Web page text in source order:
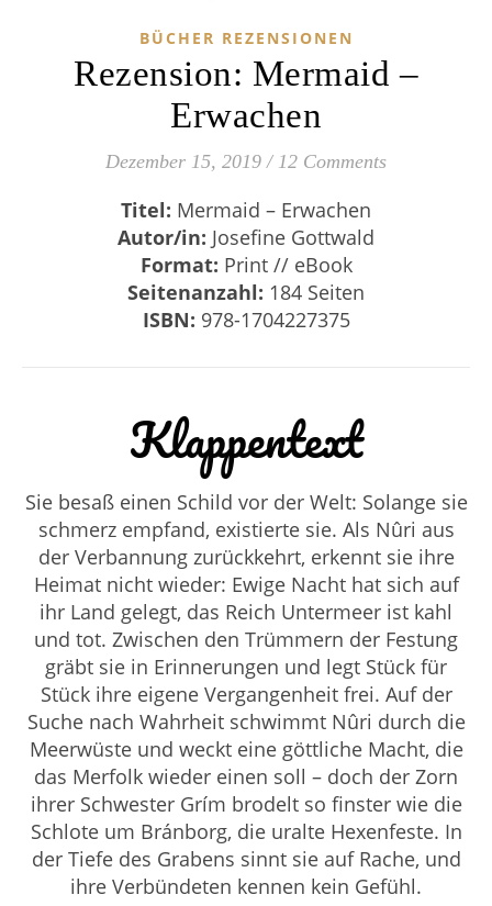
BÜCHER REZENSIONEN
Rezension: Mermaid –
Erwachen
Dezember 15, 2019 / 12 Comments
Titel: Mermaid – Erwachen
Autor/in: Josefine Gottwald
Format: Print // eBook
Seitenanzahl: 184 Seiten
ISBN: 978-1704227375
Klappentext
Sie besaß einen Schild vor der Welt: Solange sie
schmerz empfand, existierte sie. Als Nûri aus
der Verbannung zurückkehrt, erkennt sie ihre
Heimat nicht wieder: Ewige Nacht hat sich auf
ihr Land gelegt, das Reich Untermeer ist kahl
und tot. Zwischen den Trümmern der Festung
gräbt sie in Erinnerungen und legt Stück für
Stück ihre eigene Vergangenheit frei. Auf der
Suche nach Wahrheit schwimmt Nûri durch die
Meerwüste und weckt eine göttliche Macht, die
das Merfolk wieder einen soll – doch der Zorn
ihrer Schwester Grím brodelt so finster wie die
Schlote um Bránborg, die uralte Hexenfeste. In
der Tiefe des Grabens sinnt sie auf Rache, und
ihre Verbündeten kennen kein Gefühl.